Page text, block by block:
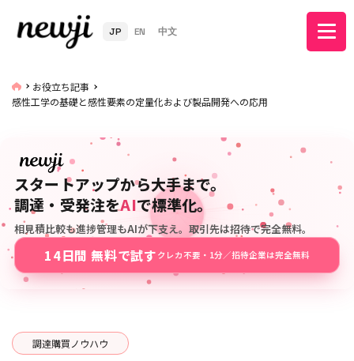
JP EN 中文
お役立ち記事
感性工学の基礎と感性要素の定量化および製品開発への応用
スタートアップから大手まで。
調達・受発注をAIで標準化。
相見積比較も進捗管理もAIが下支え。取引先は招待で完全無料。
14日間 無料で試す クレカ不要・1分／招待企業は完全無料
調達購買ノウハウ